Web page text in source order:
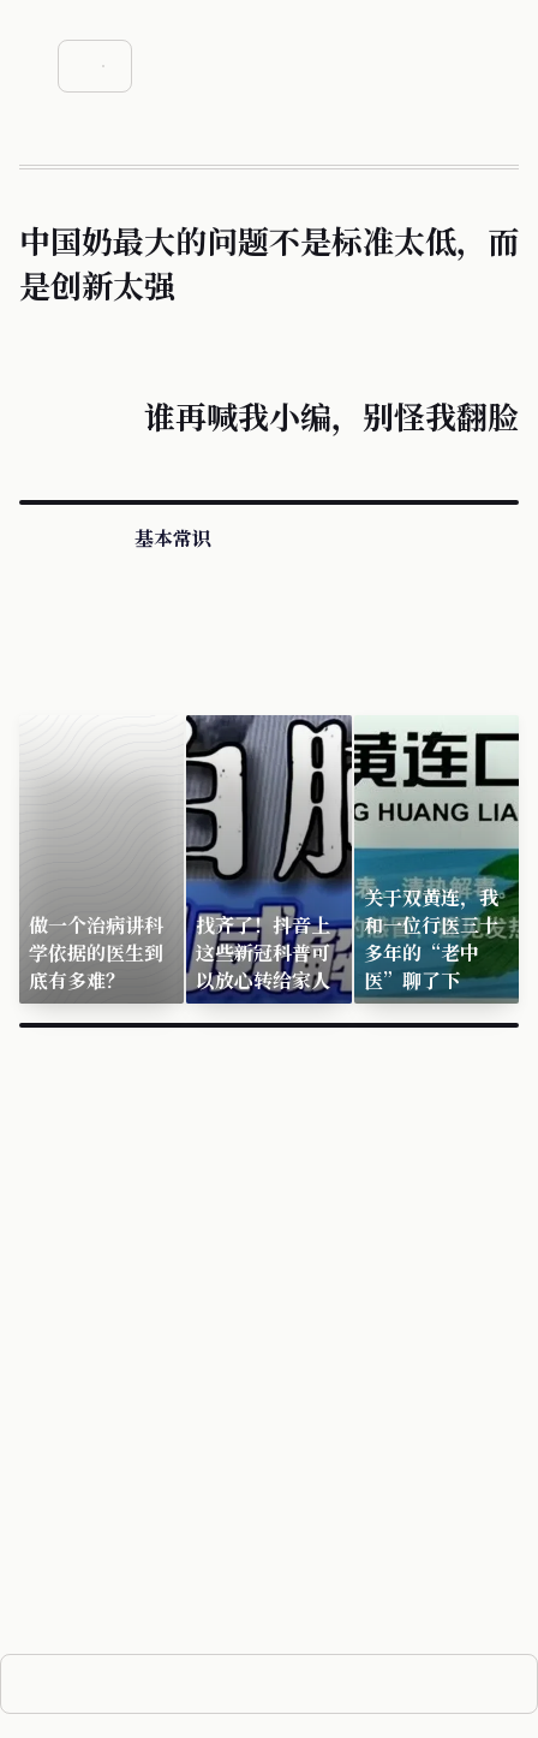
中国奶最大的问题不是标准太低，而
是创新太强
谁再喊我小编，别怪我翻脸
基本常识
做一个治病讲科
学依据的医生到
底有多难？
找齐了！抖音上
这些新冠科普可
以放心转给家人
关于双黄连，我
和一位行医三十
多年的“老中
医”聊了下